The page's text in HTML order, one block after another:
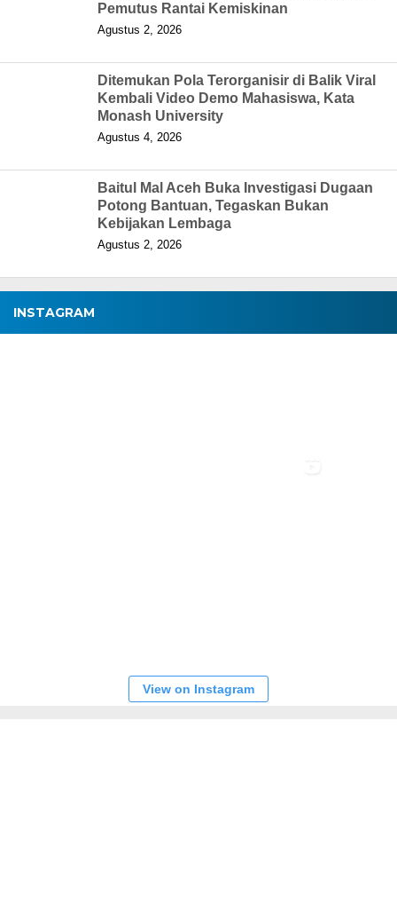
Pemutus Rantai Kemiskinan
Agustus 2, 2026
Ditemukan Pola Terorganisir di Balik Viral
Kembali Video Demo Mahasiswa, Kata
Monash University
Agustus 4, 2026
Baitul Mal Aceh Buka Investigasi Dugaan
Potong Bantuan, Tegaskan Bukan
Kebijakan Lembaga
Agustus 2, 2026
INSTAGRAM
View on Instagram